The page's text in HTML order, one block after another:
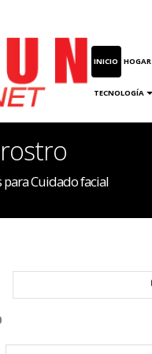
INICIO HOGAR
TECNOLOGÍA
Cuidado facial